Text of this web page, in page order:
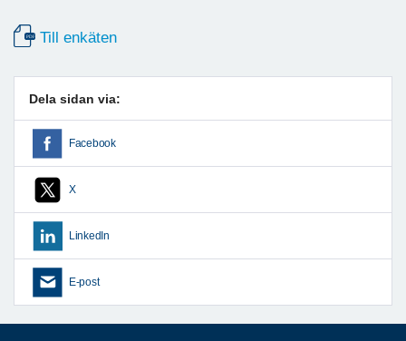
Till enkäten
Dela sidan via:
Facebook
X
LinkedIn
E-post